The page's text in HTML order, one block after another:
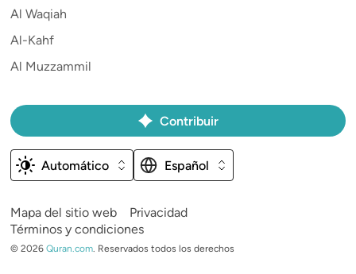
Al Waqiah
Al-Kahf
Al Muzzammil
Mapa del sitio web
Privacidad
Términos y condiciones
© 2026 Quran.com. Reservados todos los derechos
Contribuir
Automático Español